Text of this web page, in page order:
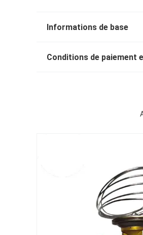
Informations de base
Conditions de paiement